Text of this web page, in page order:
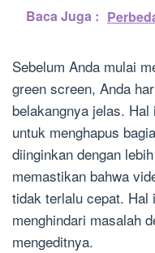
Baca Juga :
Sebelum Anda mulai
green screen, Anda
belakangnya jelas.
untuk menghapus
diinginkan dengan
memastikan bahwa
tidak terlalu cepat. Hal
menghindari masalah
mengeditnya.